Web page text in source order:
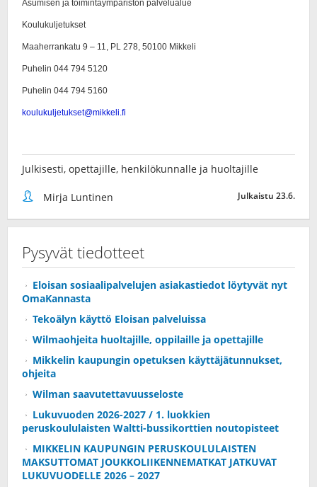
Julkisesti, opettajille, henkilökunnalle ja huoltajille
Mirja Luntinen Julkaistu 23.6.
Pysyvät tiedotteet
Eloisan sosiaalipalvelujen asiakastiedot löytyvät nyt
OmaKannasta
Tekoälyn käyttö Eloisan palveluissa
Wilmaohjeita huoltajille, oppilaille ja opettajille
Mikkelin kaupungin opetuksen käyttäjätunnukset,
ohjeita
Wilman saavutettavuusseloste
Lukuvuoden 2026-2027 / 1. luokkien
peruskoululaisten Waltti-bussikorttien noutopisteet
MIKKELIN KAUPUNGIN PERUSKOULULAISTEN
MAKSUTTOMAT JOUKKOLIIKENNEMATKAT JATKUVAT
LUKUVUODELLE 2026 – 2027